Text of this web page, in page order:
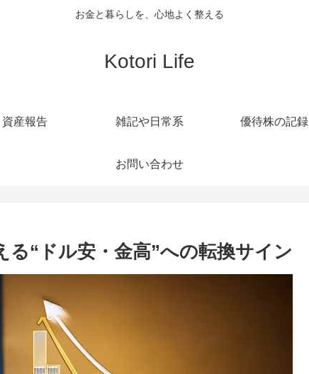
お金と暮らしを、心地よく整える
Kotori Life
資産報告 雑記や日常系 優待株の記録
お問い合わせ
る“ドル安・金高”への転換サイン